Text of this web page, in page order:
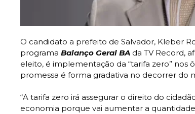
O candidato a prefeito de Salvador, Kleber
programa Balanço Geral BA da TV Record,
eleito, é implementação da “tarifa zero” nos
promessa é forma gradativa no decorrer do
“A tarifa zero irá assegurar o direito do
economia porque vai aumentar a